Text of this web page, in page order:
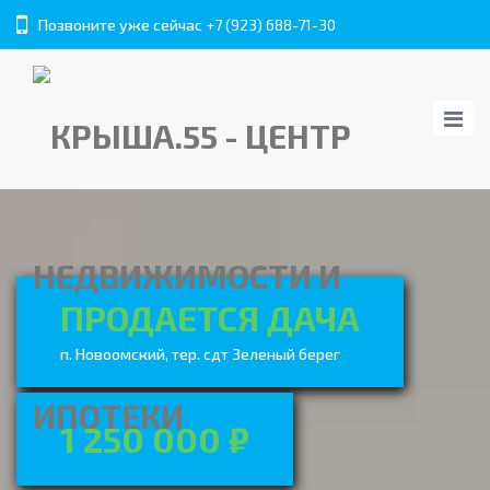
Позвоните уже сейчас +7 (923) 688-71-30
ПРОДАЕТСЯ ДАЧА
п. Новоомский, тер. сдт Зеленый берег
1 250 000 ₽